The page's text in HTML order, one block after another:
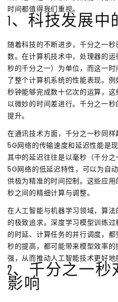
时间都值得我们重视。
1、科技发展
随着科技的不断进步，千分之一
数。在计算机技术中，处理器的
秒的千分之一）为单位，而这一
了整个计算机系统的性能表现。
秒钟能够完成数十亿次的运算，
以微妙的时间差进行。千分之一
提升。
在通讯技术方面，千分之一秒同
5G网络的传输速度和延迟性能是
其中的延迟往往是以毫秒（千分
5G网络的低延迟特性，可以为自
供极为精准的时间控制。这些应
秒之间的精细计算与调整。
在人工智能与机器学习领域，算
的极致追求。深度学习模型训练
的时延、计算任务的并行调度，
秒的提高，都可能带来模型效率
强，从而推动人工智能技术更好地
2、千分之一
影响